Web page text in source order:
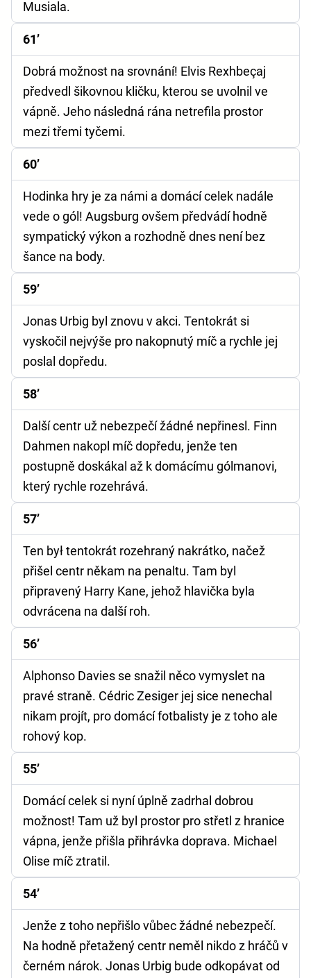
Musiala.
61’
Dobrá možnost na srovnání! Elvis Rexhbeçaj
předvedl šikovnou kličku, kterou se uvolnil ve
vápně. Jeho následná rána netrefila prostor
mezi třemi tyčemi.
60’
Hodinka hry je za námi a domácí celek nadále
vede o gól! Augsburg ovšem předvádí hodně
sympatický výkon a rozhodně dnes není bez
šance na body.
59’
Jonas Urbig byl znovu v akci. Tentokrát si
vyskočil nejvýše pro nakopnutý míč a rychle jej
poslal dopředu.
58’
Další centr už nebezpečí žádné nepřinesl. Finn
Dahmen nakopl míč dopředu, jenže ten
postupně doskákal až k domácímu gólmanovi,
který rychle rozehrává.
57’
Ten był tentokrát rozehraný nakrátko, načež
přišel centr někam na penaltu. Tam byl
připravený Harry Kane, jehož hlavička byla
odvrácena na další roh.
56’
Alphonso Davies se snažil něco vymyslet na
pravé straně. Cédric Zesiger jej sice nenechal
nikam projít, pro domácí fotbalisty je z toho ale
rohový kop.
55’
Domácí celek si nyní úplně zadrhal dobrou
možnost! Tam už byl prostor pro střetl z hranice
vápna, jenže přišla přihrávka doprava. Michael
Olise míč ztratil.
54’
Jenže z toho nepřišlo vůbec žádné nebezpečí.
Na hodně přetažený centr neměl nikdo z hráčů v
černém nárok. Jonas Urbig bude odkopávat od